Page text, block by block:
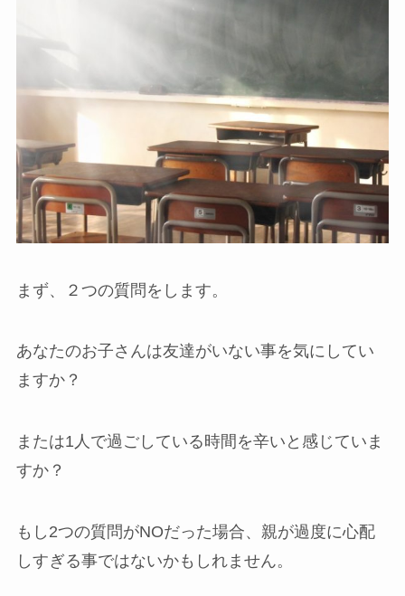
まず、２つの質問をします。
あなたのお子さんは友達がいない事を気にしてい
ますか？
または1人で過ごしている時間を辛いと感じていま
すか？
もし2つの質問がNOだった場合、親が過度に心配
しすぎる事ではないかもしれません。